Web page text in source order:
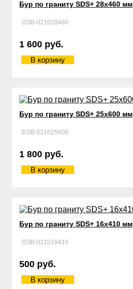
Бур по граниту SDS+ 28х460 мм
DSB-021028460
1 600 руб.
В корзину
Бур по граниту SDS+ 25х600 мм
DSB-021025600
1 800 руб.
В корзину
Бур по граниту SDS+ 16х410 мм
DSB-021016410
500 руб.
В корзину